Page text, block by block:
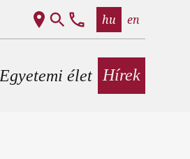
hu en
Egyetemi élet Hírek